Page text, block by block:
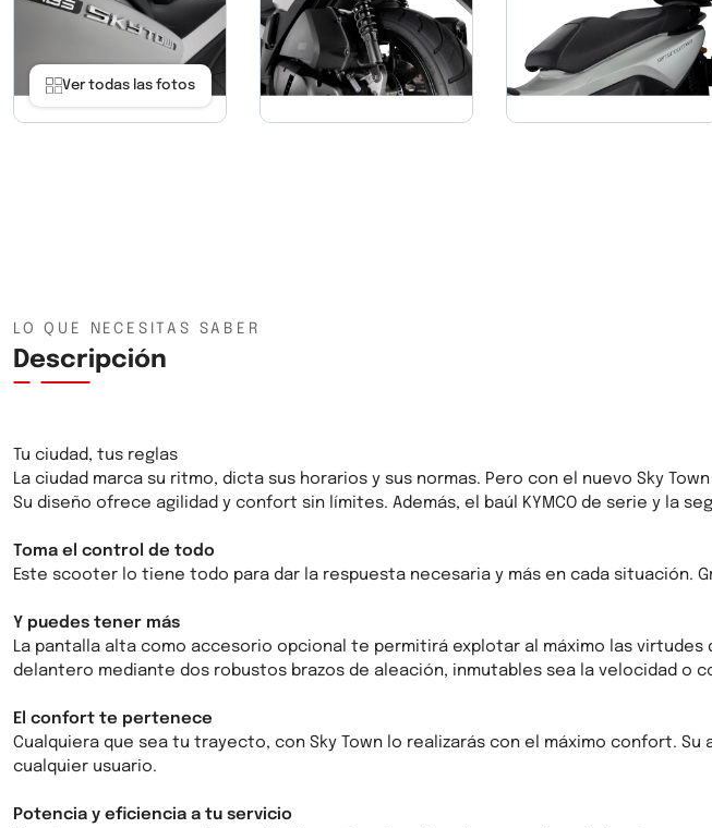
Ver todas las fotos
LO QUE NECESITAS SABER
Descripción
Tu ciudad, tus reglas
La ciudad marca su ritmo, dicta sus horarios y sus normas. Pero con el nuevo Sky
Su diseño ofrece agilidad y confort sin límites. Además, el baúl KYMCO de serie y la
Toma el control de todo
Este scooter lo tiene todo para dar la respuesta necesaria y más en cada situación.
Y puedes tener más
La pantalla alta como accesorio opcional te permitirá explotar al máximo las
delantero mediante dos robustos brazos de aleación, inmutables sea la velocidad o
El confort te pertenece
Cualquiera que sea tu trayecto, con Sky Town lo realizarás con el máximo confort.
cualquier usuario.
Potencia y eficiencia a tu servicio